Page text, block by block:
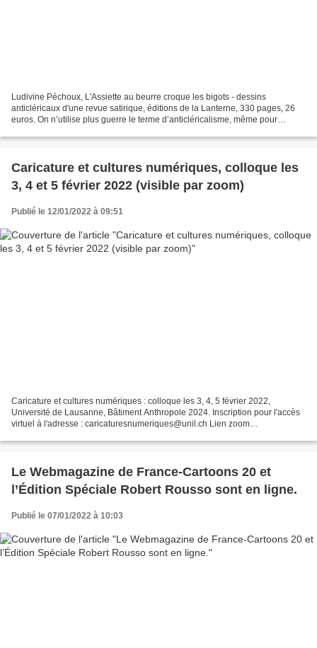
Ludivine Péchoux, L'Assiette au beurre croque les bigots - dessins
anticléricaux d'une revue satirique, éditions de la Lanterne, 330 pages, 26
euros. On n’utilise plus guerre le terme d’anticléricalisme, même pour
Caricature et cultures numériques, colloque les
3, 4 et 5 février 2022 (visible par zoom)
Publié le 12/01/2022 à 09:51
Caricature et cultures numériques : colloque les 3, 4, 5 février 2022,
Université de Lausanne, Bâtiment Anthropole 2024. Inscription pour l'accès
virtuel à l'adresse : caricaturesnumeriques@unil.ch Lien zoom
Le Webmagazine de France-Cartoons 20 et
l’Édition Spéciale Robert Rousso sont en ligne.
Publié le 07/01/2022 à 10:03